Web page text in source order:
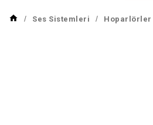
Ses Sistemleri Hoparlörler